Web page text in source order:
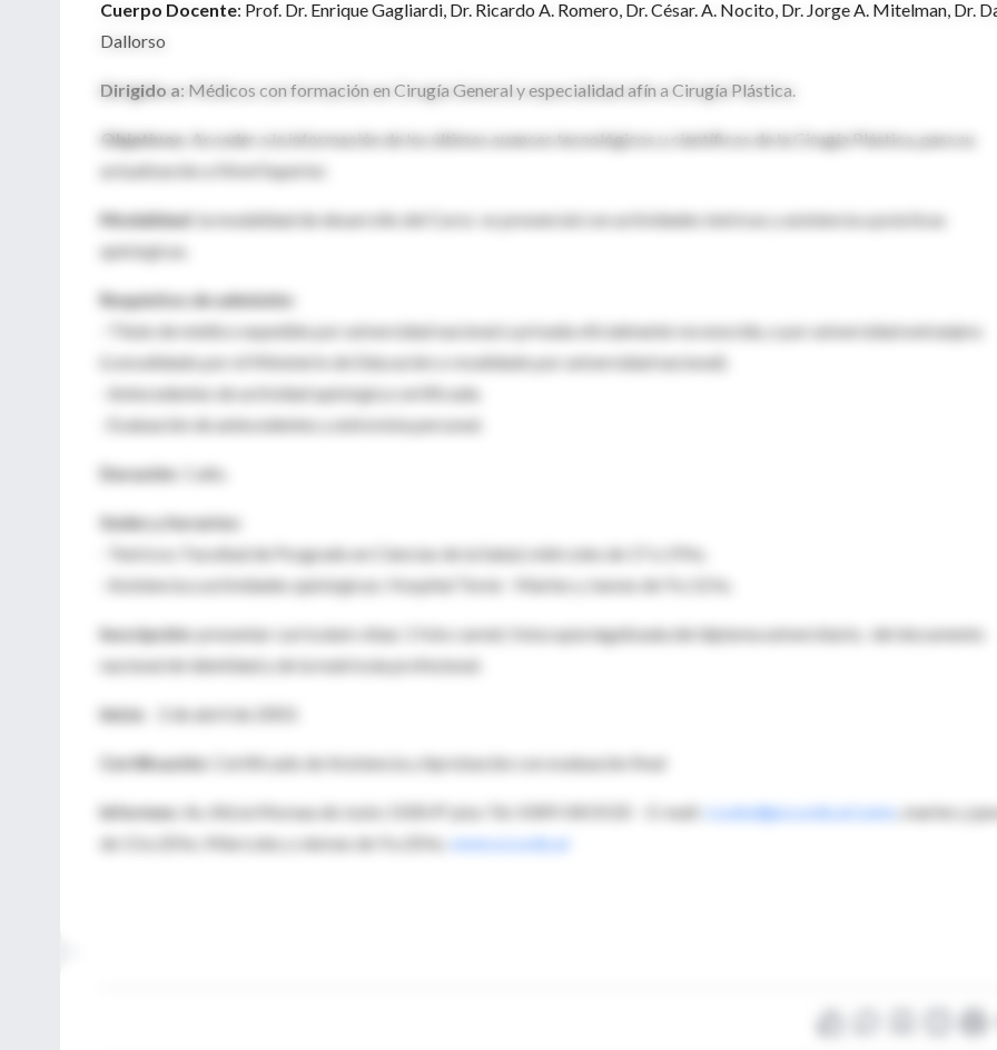
Cuerpo Docente: Prof. Dr. Enrique Gagliardi, Dr. Ricardo A. Romero, Dr. César. A. Nocito, Dr. Jorge A. Mitelman, Dr.
Dallorso
Dirigido a: Médicos con formación en Cirugía General y especialidad afín a Cirugía Plástica.
Objetivos: Acceder a la información de los últimos avances tecnológicos y científicos de la Cirugía Plástica, para su
actualización a Nivel Superior.
Modalidad: la modalidad de desarrollo del Curso es presencial con actividades teóricas y asistencia a prácticas
quirúrgicas.
Requisitos de admisión
· Título de médico expedido por universidad nacional o privada oficialmente reconocida, o por universidad extranjera
(convalidado por el Ministerio de Educación o revalidado por universidad nacional).
· Antecedentes de actividad quirúrgica certificada.
· Evaluación de antecedentes y entrevista personal.
Duración : 1 año.
Sedes y horarios
· Teóricos: Facultad de Posgrado en Ciencias de la Salud, miércoles de 17 a 19 hs.
· Asistencia a actividades quirúrgicas: Hospital Tornú - Martes y Jueves de 9 a 12 hs.
Inscripción: presentar curriculum vitae; 1 foto carnet; fotocopia legalizada del diploma universitario; del documento
nacional de identidad y de la matrícula profesional.
Inicio : 2 de abril de 2003.
Certificación : Certificado de Asistencia y Aprobación con evaluación final
Informes : Av. Alicia Moreau de Justo 1500 4° piso Tel. 4349-0419/20 - E-mail: cssalud@uca.edu.arLunes
, martes y
de 13 a 20 hs. Miercoles y viernes de 9 a 20 hs.
www.uca.edu.ar